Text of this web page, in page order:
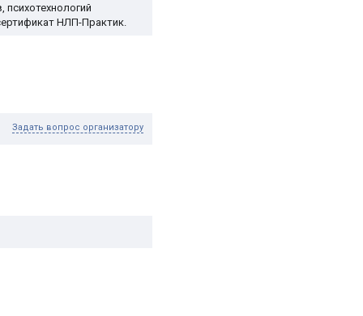
НЛП-Практик.
Задать вопрос организатору